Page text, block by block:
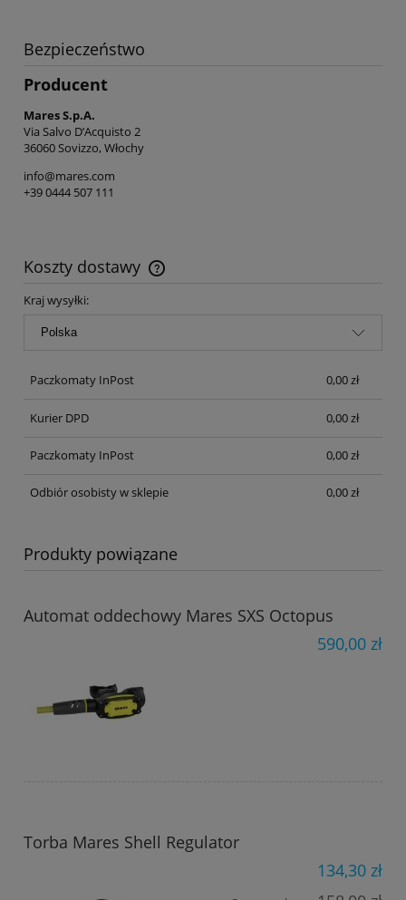
Bezpieczeństwo
Producent
Mares S.p.A.
Via Salvo D’Acquisto 2
36060 Sovizzo, Włochy
info@mares.com
+39 0444 507 111
Koszty dostawy
Cena nie zawiera ewentualnych kosztów płatności
Kraj wysyłki:
Paczkomaty InPost 0,00 zł
Kurier DPD 0,00 zł
Paczkomaty InPost 0,00 zł
Odbiór osobisty w sklepie 0,00 zł
Produkty powiązane
Automat oddechowy Mares SXS Octopus
590,00 zł
Torba Mares Shell Regulator
134,30 zł